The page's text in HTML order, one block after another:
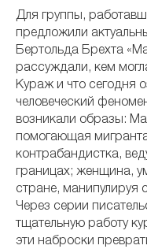
Для группы,
предложили
Бертольда Брехта
рассуждали, кем
Кураж и что сегодня
человеческий
возникали образы:
помогающая
контрабандистка,
границах; женщина,
стране, манипулируя
Через серии
тщательную работу
эти наброски